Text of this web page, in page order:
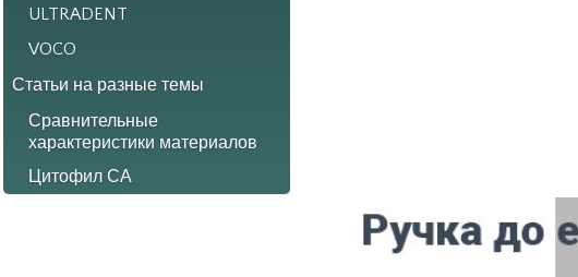
ULTRADENT
VOCO
Статьи на разные темы
Сравнительные
характеристики материалов
Цитофил СА